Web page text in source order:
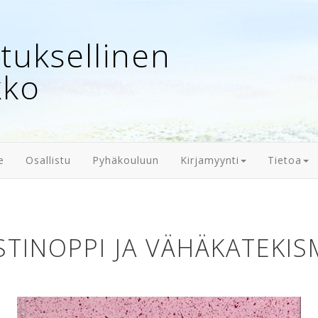
Osallistu Pyhäkouluun Kirjamyynti Tietoa
JA